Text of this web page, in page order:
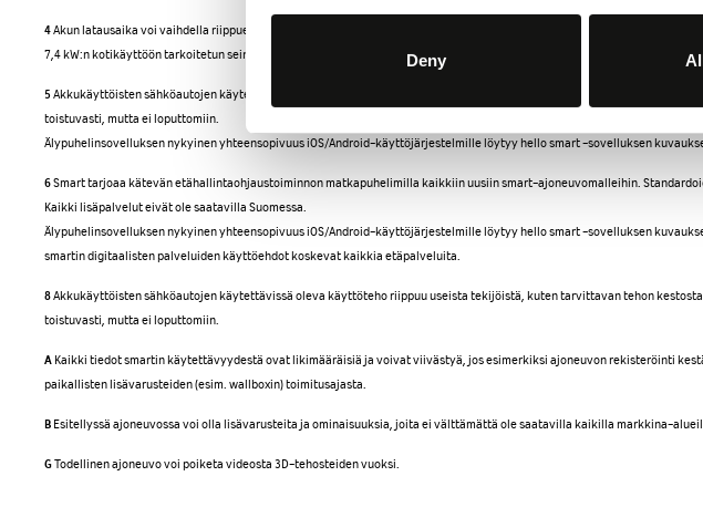
Deny
4Akun latausaika voi vaihdella riippuen erilaisista olosuhteista, kuten ympäristön ja akun lämpötiloista, käytettävissä
7,4 kW:n kotikäyttöön tarkoitetun seinälatausaseman avulla voit ladata 10 %:sta 80 %:n SOC:iin (State of Charge) alle 7,5
5Akkukäyttöisten sähköautojen käytettävissä oleva käyttöteho riippuu useista tekijöistä, kuten tarvittavan tehon
toistuvasti, mutta ei loputtomiin.
Älypuhelinsovelluksen nykyinen yhteensopivuus iOS/Android-käyttöjärjestelmille löytyy hello smart -sovelluksen
6Smart tarjoaa kätevän etähallintaohjaustoiminnon matkapuhelimilla kaikkiin uusiin smart-ajoneuvomalleihin.
Kaikki lisäpalvelut eivät ole saatavilla Suomessa.
Älypuhelinsovelluksen nykyinen yhteensopivuus iOS/Android-käyttöjärjestelmille löytyy hello smart -sovelluksen
smartin digitaalisten palveluiden käyttöehdot koskevat kaikkia etäpalveluita.
8Akkukäyttöisten sähköautojen käytettävissä oleva käyttöteho riippuu useista tekijöistä, kuten tarvittavan tehon
toistuvasti, mutta ei loputtomiin.
A Kaikki tiedot smartin käytettävyydestä ovat likimääräisiä ja voivat viivästyä, jos esimerkiksi ajoneuvon rekisteröinti
paikallisten lisävarusteiden (esim. wallboxin) toimitusajasta.
B Esitellyssä ajoneuvossa voi olla lisävarusteita ja ominaisuuksia, joita ei välttämättä ole saatavilla kaikilla markkina-
GTodellinen ajoneuvo voi poiketa videosta 3D-tehosteiden vuoksi.